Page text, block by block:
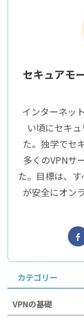
セキュアモ
インターネッ
い頃にセキ
た。独学でセ
多くのVPNサ
た。目標は、
が安全にオン
カテゴリー
VPNの基礎